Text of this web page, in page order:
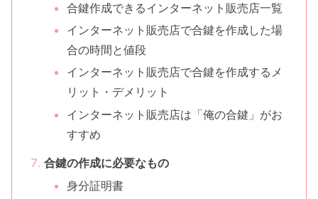
合鍵作成できるインターネット販売店一覧
インターネット販売店で合鍵を作成した場
合の時間と値段
インターネット販売店で合鍵を作成するメ
リット・デメリット
インターネット販売店は「俺の合鍵」がお
すすめ
合鍵の作成に必要なもの
身分証明書